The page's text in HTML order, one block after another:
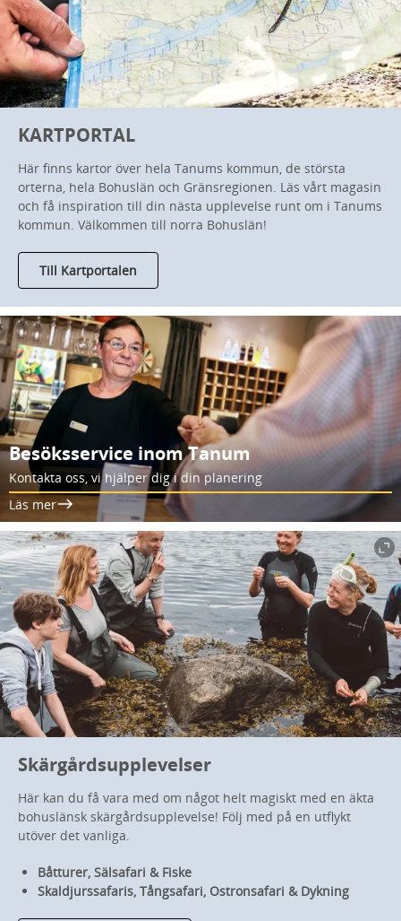
KARTPORTAL
Här finns kartor över hela Tanums kommun, de största
orterna, hela Bohuslän och Gränsregionen. Läs vårt magasin
och få inspiration till din nästa upplevelse runt om i Tanums
kommun. Välkommen till norra Bohuslän!
Till Kartportalen
Besöksservice inom Tanum
Kontakta oss, vi hjälper dig i din planering
Läs mer
Skärgårdsupplevelser
Här kan du få vara med om något helt magiskt med en äkta
bohuslänsk skärgårdsupplevelse! Följ med på en utflykt
utöver det vanliga.
Båtturer, Sälsafari & Fiske
Skaldjurssafaris, Tångsafari, Ostronsafari & Dykning